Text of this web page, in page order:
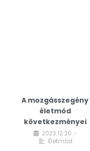
A mozgásszegény
életmód
következményei
2023.12.20. •
Életmód